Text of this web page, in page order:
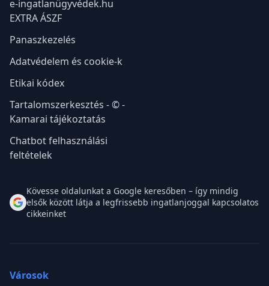
e-ingatlanügyvédek.hu
EXTRA ÁSZF
Panaszkezelés
Adatvédelem és cookie-k
Etikai kódex
Tartalomszerkesztés - © -
Kamarai tájékoztatás
Chatbot felhasználási
feltételek
Kövesse oldalunkat a Google keresőben – így mindig
elsők között látja a legfrissebb ingatlanjoggal kapcsolatos
cikkeinket
Városok